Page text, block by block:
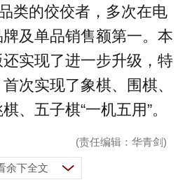
类的佼佼者，多次在电
及单品销售额第一。本
实现了进一步升级，特
次实现了象棋、围棋、
、五子棋“一机五用”。
(责任编辑：华青剑)
余下全文